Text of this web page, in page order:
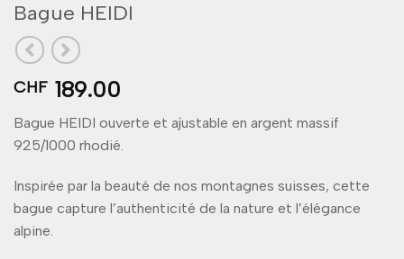
Bague HEIDI
CHF 189.00
Bague HEIDI ouverte et ajustable en argent massif
925/1000 rhodié.
Inspirée par la beauté de nos montagnes suisses, cette
bague capture l’authenticité de la nature et l’élégance
alpine.